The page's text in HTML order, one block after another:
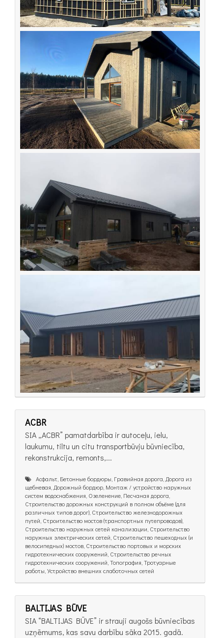
ACBR
SIA „ACBR” pamatdarbība ir autoceļu, ielu,
laukumu, tiltu un citu transportbūvju būvniecība,
rekonstrukcija, remonts,...
Асфальт, Бетонные бордюры, Гравийная дорога, Дорога из
щебневая, Дорожный бордюр, Монтаж / устройство наружных
систем водоснабжения, Озеленение, Песчаная дорога,
Строительство дорожных конструкций в полном объёме (для
различных типов дорог), Строительство железнодорожных
путей, Строительство мостов (транспортных путепроводов),
Строительство наружных сетей канализации, Строительство
наружных электрических сетей, Строительство пешеходных (и
велосипедных) мостов, Строительство портовых и морских
гидротехнических сооружений, Строительство речных
гидротехнических сооружений, Топография, Тротуарные
работы, Устройство внешних слаботочных сетей
BALTIJAS BŪVE
SIA “BALTIJAS BŪVE” ir strauji augošs būvniecības
uzņēmums, kas savu darbību sāka 2015. gadā.